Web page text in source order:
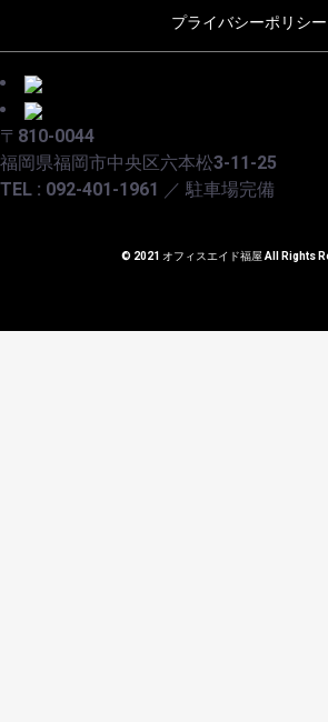
プライバシーポリシー
〒810-0044
福岡県福岡市中央区六本松3-11-25
TEL : 092-401-1961 ／ 駐車場完備
© 2021 オフィスエイド福屋 All Rights